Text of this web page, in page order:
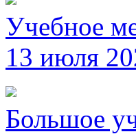
Учебное
13 июля
Большое